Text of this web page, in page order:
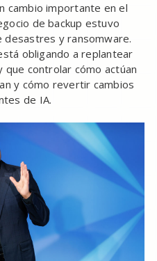
cambio importante en el
de backup estuvo
desastres y ransomware.
obligando a replantear
que controlar cómo actúan
y cómo revertir cambios
de IA.